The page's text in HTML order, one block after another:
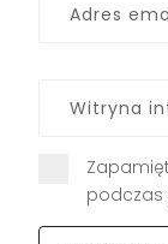
podczas